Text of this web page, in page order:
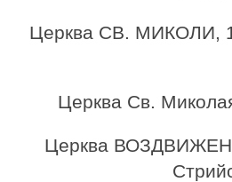
Церква СВ. МИКОЛИ,
Церква Cв.
Церква